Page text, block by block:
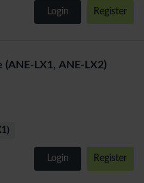
Login Register
(ANE-LX1, ANE-LX2)
Login Register